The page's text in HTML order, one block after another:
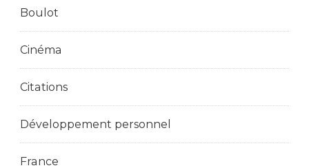
Boulot
Cinéma
Citations
Développement personnel
France